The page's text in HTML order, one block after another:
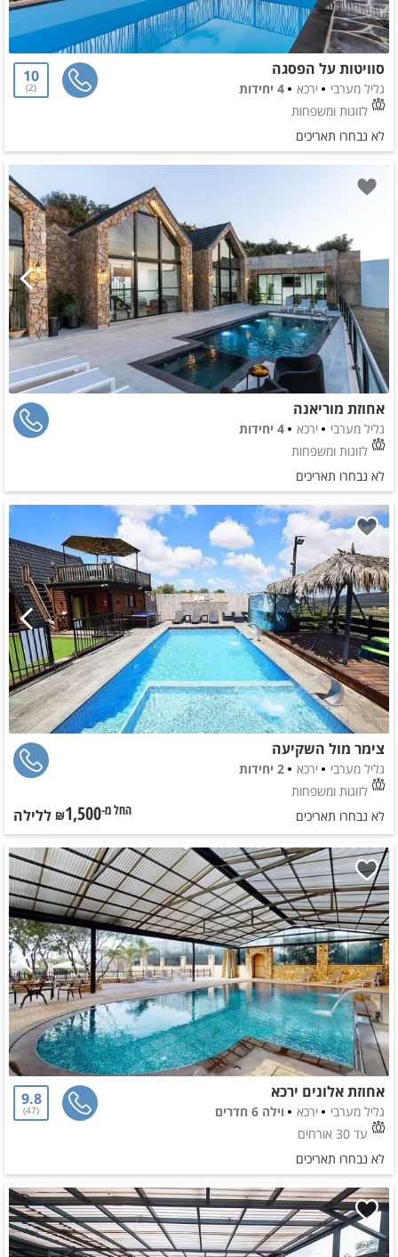
סוויטות על הפסגה
גליל מערבי ירכא
4 יחידות
לזוגות ומשפחות
10
2
לא נבחרו תאריכים
אחוזת מוריאנה
גליל מערבי ירכא
4 יחידות
לזוגות ומשפחות
לא נבחרו תאריכים
צימר מול השקיעה
גליל מערבי ירכא
2 יחידות
לזוגות ומשפחות
לא נבחרו תאריכים
החל מ-₪1,500 ללילה
אחוזת אלונים ירכא
גליל מערבי ירכא
וילה 6 חדרים
עד 30 אורחים
9.8
47
לא נבחרו תאריכים